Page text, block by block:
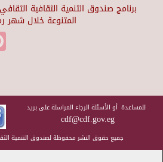
برنامج صندوق التنمية الثقافية
المتنوعة خلال شهر
للمساعدة أو الأسئلة الرجاء المراسلة على بريد
cdf@cdf.gov.eg
جميع حقوق النشر محفوظة لصندوق التنمية